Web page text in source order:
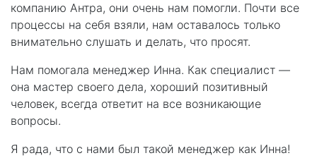
компанию Антра, они очень нам помогли. Почти все
процессы на себя взяли, нам оставалось только
внимательно слушать и делать, что просят.
Нам помогала менеджер Инна. Как специалист —
она ​​мастер своего дела, хороший позитивный
человек, всегда ответит на все возникающие
вопросы.
Я рада, что с нами был такой менеджер как Инна!